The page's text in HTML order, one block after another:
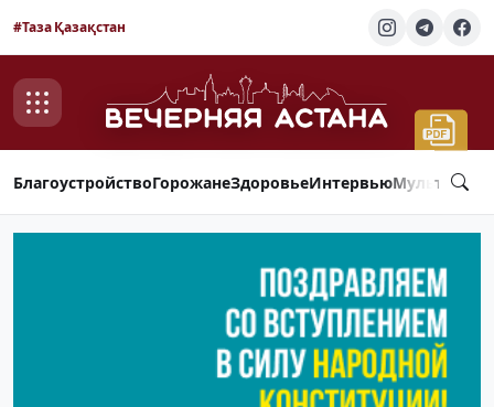
#Таза Қазақстан
БлагоустройствоГорожанеЗдоровьеИнтервью